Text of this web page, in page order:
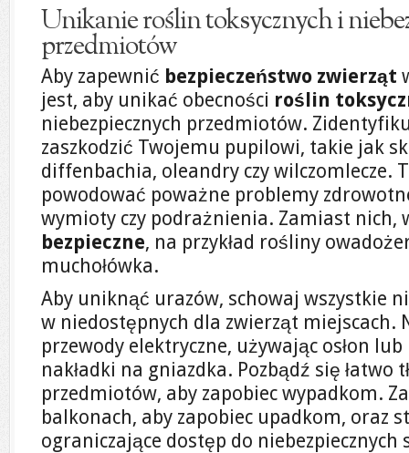
Unikanie roślin toksycznych i
przedmiotów
Aby zapewnić bezpieczeństwo zwierząt
jest, aby unikać obecności roślin
niebezpiecznych przedmiotów.
zaszkodzić Twojemu pupilowi, takie jak
diffenbachia, oleandry czy wilczomlecze.
powodować poważne problemy
wymioty czy podrażnienia. Zamiast nich,
bezpieczne, na przykład rośliny
muchołówka.
Aby uniknąć urazów, schowaj wszystkie
w niedostępnych dla zwierząt miejscach.
przewody elektryczne, używając osłon
nakładki na gniazdka. Pozbądź się łatwo
przedmiotów, aby zapobiec wypadkom.
balkonach, aby zapobiec upadkom, oraz
ograniczające dostęp do niebezpiecznych